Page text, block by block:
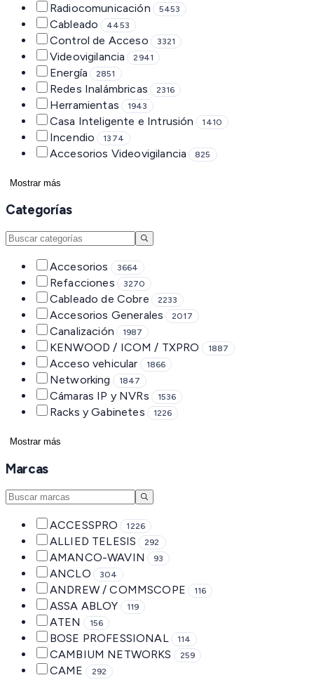
Radiocomunicación 5453
Cableado 4453
Control de Acceso 3321
Videovigilancia 2941
Energía 2851
Redes Inalámbricas 2316
Herramientas 1943
Casa Inteligente e Intrusión 1410
Incendio 1374
Accesorios Videovigilancia 825
Mostrar más
Categorías
Accesorios 3664
Refacciones 3270
Cableado de Cobre 2233
Accesorios Generales 2017
Canalización 1987
KENWOOD / ICOM / TXPRO 1887
Acceso vehicular 1866
Networking 1847
Cámaras IP y NVRs 1536
Racks y Gabinetes 1226
Mostrar más
Marcas
ACCESSPRO 1226
ALLIED TELESIS 292
AMANCO-WAVIN 93
ANCLO 304
ANDREW / COMMSCOPE 116
ASSA ABLOY 119
ATEN 156
BOSE PROFESSIONAL 114
CAMBIUM NETWORKS 259
CAME 292